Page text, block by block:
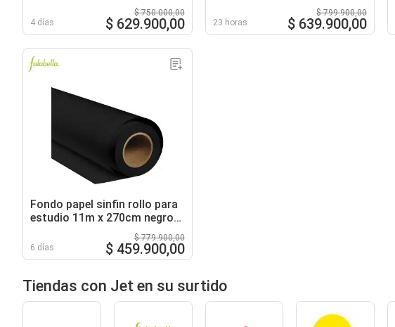
4 días
$ 750.000,00
$ 629.900,00 23 horas
$ 799.900,00
$ 639.900,00
Fondo papel sinfin rollo para
estudio 11m x 270cm negro
6 días
$ 779.900,00
$ 459.900,00
Tiendas con Jet en su surtido